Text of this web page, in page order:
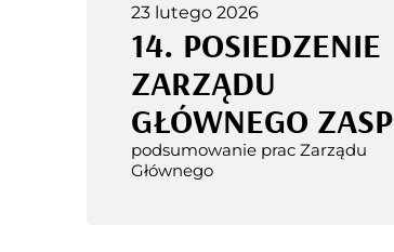
23 lutego 2026
14. POSIEDZENIE
ZARZĄDU
GŁÓWNEGO ZASP
podsumowanie prac Zarządu
Głównego